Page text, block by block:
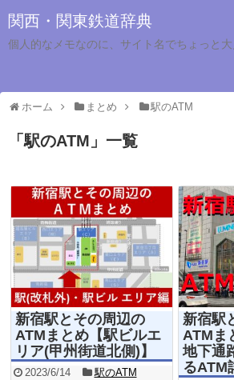
関西・関東鉄道辞典
個人的なメモなのに、サイト名でちょっと
ホーム まとめ 駅のATM
「駅のATM 」 一覧
新宿駅とその周辺の
ATMまとめ【駅ビルエ
リア(甲州街道北側)】
2023/6/14 駅のATM
新宿駅
ATMま
地下通
るATM